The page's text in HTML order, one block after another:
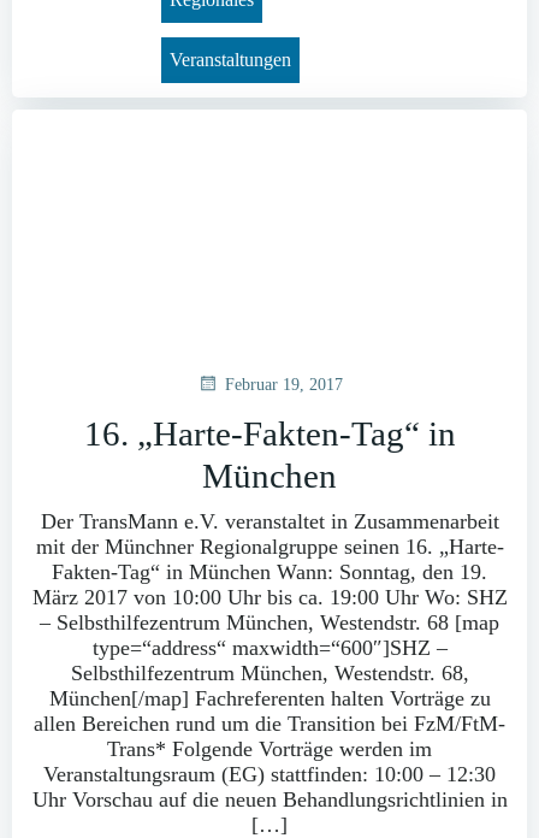
Veranstaltungen
Februar 19, 2017
16. „Harte-Fakten-Tag“ in
München
Der TransMann e.V. veranstaltet in Zusammenarbeit
mit der Münchner Regionalgruppe seinen 16. „Harte-
Fakten-Tag“ in München Wann: Sonntag, den 19.
März 2017 von 10:00 Uhr bis ca. 19:00 Uhr Wo: SHZ
– Selbsthilfezentrum München, Westendstr. 68 [map
type=“address“ maxwidth=“600″]SHZ –
Selbsthilfezentrum München, Westendstr. 68,
München[/map] Fachreferenten halten Vorträge zu
allen Bereichen rund um die Transition bei FzM/FtM-
Trans* Folgende Vorträge werden im
Veranstaltungsraum (EG) stattfinden: 10:00 – 12:30
Uhr Vorschau auf die neuen Behandlungsrichtlinien in
[…]